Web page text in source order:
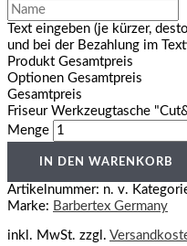
Text eingeben (je kürzer,
und bei der Bezahlung im
Produkt Gesamtpreis
Optionen Gesamtpreis
Gesamtpreis
Friseur Werkzeugtasche
Menge
IN DEN WARENKORB
Artikelnummer: n. v.
Marke: Barbertex Germany
inkl. MwSt. zzgl.